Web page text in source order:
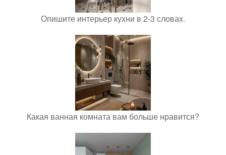
Опишите интерьер кухни в 2-3 словах.
Какая ванная комната вам больше нравится?